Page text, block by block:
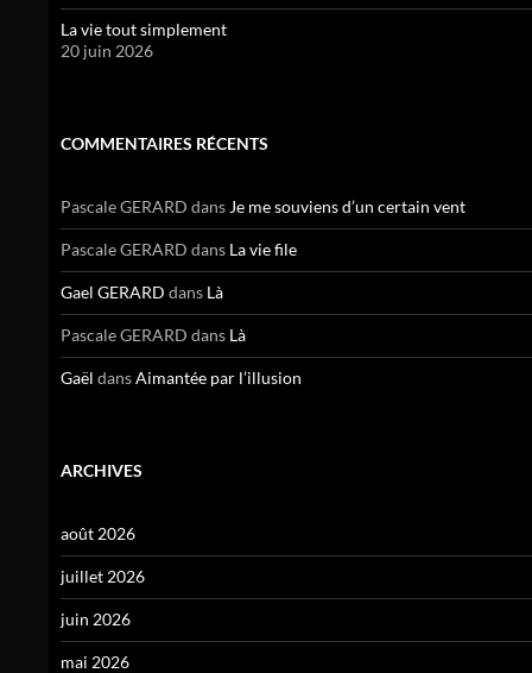
La vie tout simplement
20 juin 2026
COMMENTAIRES RÉCENTS
Pascale GERARD dans Je me souviens d’un certain vent
Pascale GERARD dans La vie file
Gael GERARD dans Là
Pascale GERARD dans Là
Gaël dansAimantée par l’illusion
ARCHIVES
août 2026
juillet 2026
juin 2026
mai 2026